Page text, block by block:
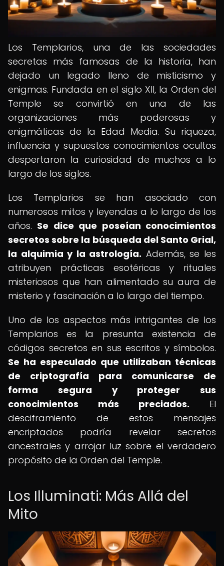
Los Templarios, una de las sociedades
secretas más famosas de la historia, han
dejado un legado lleno de misticismo y
enigmas. Fundada en el siglo XII, la Orden del
Temple se convirtió en una de las
organizaciones más poderosas y
enigmáticas de la Edad Media. Su riqueza,
influencia y supuestos conocimientos ocultos
despertaron la curiosidad de muchos a lo
largo de los siglos.
Los Templarios se han asociado con
numerosos mitos y leyendas a lo largo de los
años. Se dice que poseían conocimientos
secretos sobre la búsqueda del Santo Grial,
la alquimia y la astrología. Además, se les
atribuyen prácticas esotéricas y rituales
misteriosos que han alimentado su aura de
misterio y fascinación a lo largo del tiempo.
Uno de los aspectos más intrigantes de los
Templarios es la presunta existencia de
códigos secretos en sus escritos y símbolos.
Se ha especulado que utilizaban técnicas
de criptografía para comunicarse de
forma segura y proteger sus
conocimientos más preciados. El
desciframiento de estos mensajes
encriptados podría revelar secretos
ancestrales y arrojar luz sobre el verdadero
propósito de la Orden del Temple.
Los Illuminati: Más Allá del
Mito